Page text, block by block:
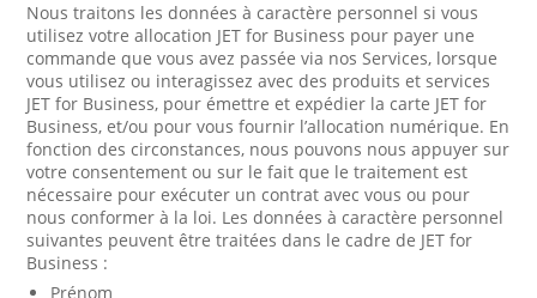
Nous traitons les données à caractère personnel si vous
utilisez votre allocation JET for Business pour payer une
commande que vous avez passée via nos Services, lorsque
vous utilisez ou interagissez avec des produits et services
JET for Business, pour émettre et expédier la carte JET for
Business, et/ou pour vous fournir l’allocation numérique. En
fonction des circonstances, nous pouvons nous appuyer sur
votre consentement ou sur le fait que le traitement est
nécessaire pour exécuter un contrat avec vous ou pour
nous conformer à la loi. Les données à caractère personnel
suivantes peuvent être traitées dans le cadre de JET for
Business :
Prénom